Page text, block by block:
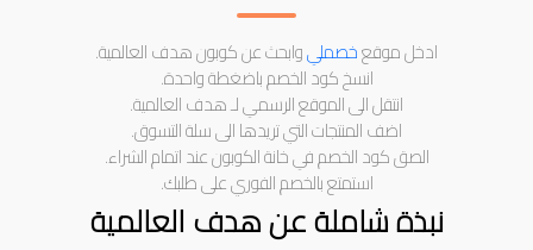
ادخل موقعخصمليوابحث عن كوبون هدف العالمية.
انسخ كود الخصم باضغطة واحدة.
انتقل الى الموقع الرسمي لـ هدف العالمية.
اضف المنتجات التي تريدها الى سلة التسوق.
الصق كود الخصم في خانة الكوبون عند اتمام الشراء.
استمتع بالخصم الفوري على طلبك.
نبذة شاملة عن هدف العالمية